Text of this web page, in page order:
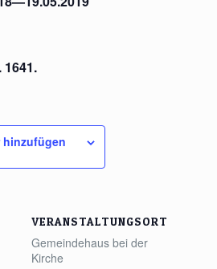
1641.
hinzufügen
VERANSTALTUNGSORT
Gemeindehaus bei der
Kirche